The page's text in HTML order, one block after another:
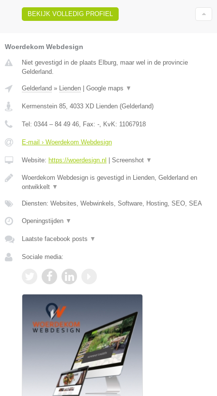
BEKIJK VOLLEDIG PROFIEL
Woerdekom Webdesign
Niet gevestigd in de plaats Elburg, maar wel in de provincie
Gelderland.
Gelderland » Lienden Google maps ▼
Kermenstein 85, 4033 XD Lienden (Gelderland)
Tel: 0344 – 84 49 46, Fax: -, KvK: 11067918
E-mail › Woerdekom Webdesign
Website: https://woerdesign.nl Screenshot ▼
Woerdekom Webdesign is gevestigd in Lienden, Gelderland en
ontwikkelt ▼
Diensten: Websites, Webwinkels, Software, Hosting, SEO, SEA
Openingstijden ▼
Laatste facebook posts ▼
Sociale media: